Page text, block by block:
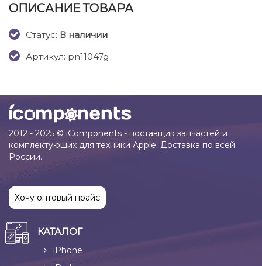
ОПИСАНИЕ ТОВАРА
Cтатус: В наличии
Артикул: pn11047g
2012 - 2025 © iComponents - поставщик запчастей и
комплектующих для техники Apple. Доставка по всей
России.
Хочу оптовый прайс
КАТАЛОГ
iPhone